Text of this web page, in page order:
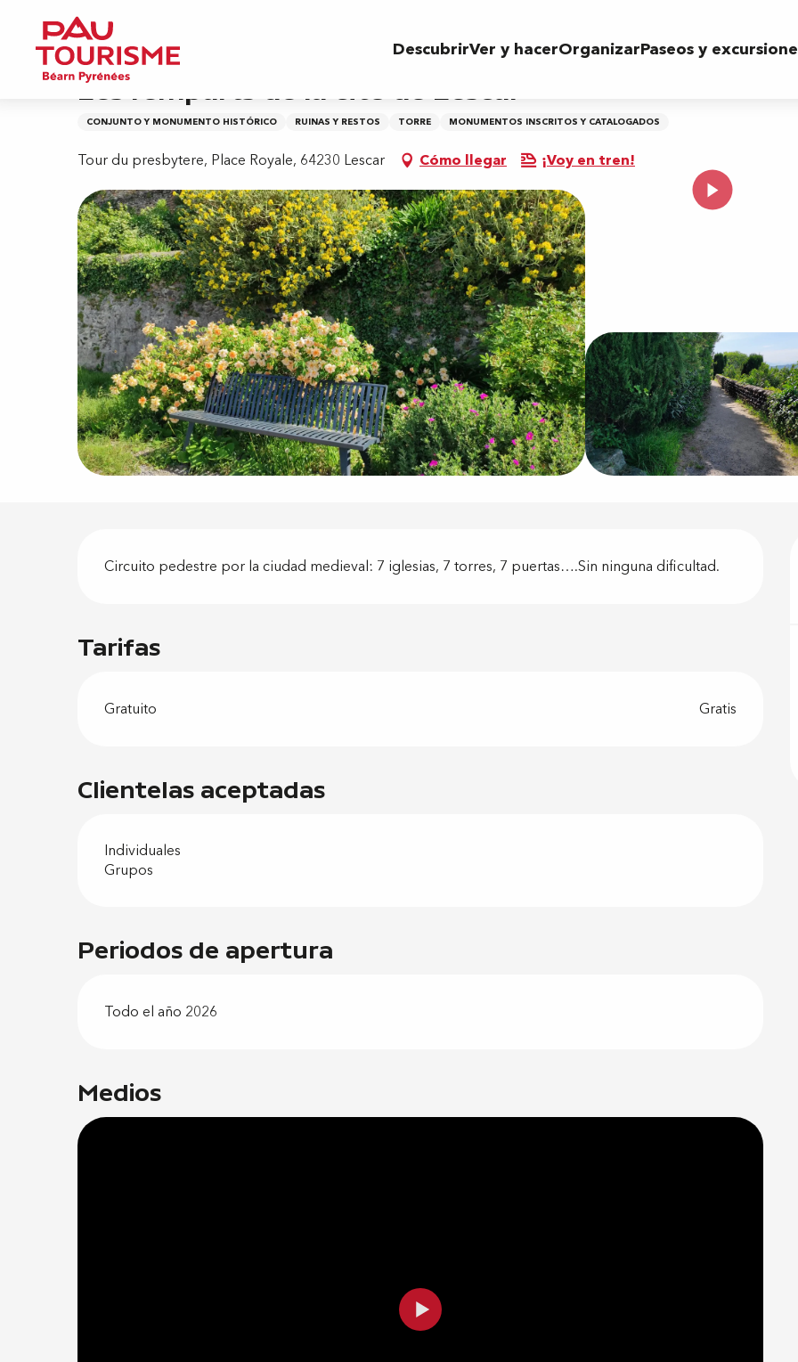
contenu
principal
DescubrirVer y hacerOrganizarPaseos y
Inicio
Les remparts de la cité de Lescar
CONJUNTO Y MONUMENTO HISTÓRICO RUINAS Y RESTOS TORRE MONUMENTOS INSCRITOS Y CATALOGADOS
Tour du presbytere, Place Royale, 64230 Lescar Cómo llegar ¡Voy en tren!
Descripción
Circuito pedestre por la ciudad medieval: 7 iglesias, 7 torres, 7 puertas….Sin ninguna dificultad.
Tarifas
Gratuito Gratis
Clientelas aceptadas
Individuales
Grupos
Periodos de apertura
Todo el año 2026
Medios